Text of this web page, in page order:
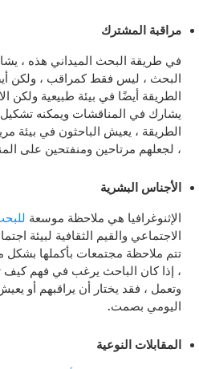
مراقبة المشترك
في طريقة البحث الميداني هذه ،
البحث ، ليس فقط كمراقب ، ولكن
الطريقة أيضًا في بيئة طبيعية ولكن
يشارك في المناقشات ويمكنه
الطريقة ، يعيش الباحثون في بيئة
، لجعلهم مرتاحين ومنفتحين على
الأجناس البشرية
الإثنوغرافيا هي ملاحظة موسعة
الاجتماعي والقيم الثقافية لبيئة
تتم ملاحظة مجتمعات بأكملها
، إذا كان الباحث يرغب في فهم كيف
وتعمل ، فقد يختار أن يراقبهم أو
اليومي بصمت.
المقابلات النوعية